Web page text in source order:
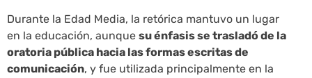
Durante la Edad Media, la retórica mantuvo un lugar
en la educación, aunque su énfasis se trasladó de la
oratoria pública hacia las formas escritas de
comunicación, y fue utilizada principalmente en la